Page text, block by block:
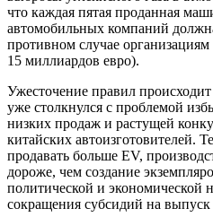
что каждая пятая проданная
автомобильных компаний
противном случае
15 миллиардов евро).
Ужесточение правил
уже столкнулся с проблемой
низких продаж и растущей
китайских автоизготовителей.
продавать больше EV,
дороже, чем создание
политической и экономической
сокращения субсидий на выпуск